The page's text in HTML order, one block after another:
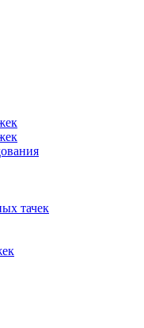
тачек